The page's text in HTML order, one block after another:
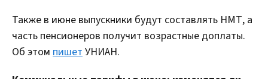
Также в июне выпускники будут составлять НМТ, а
часть пенсионеров получит возрастные доплаты.
Об этом пишет УНИАН.